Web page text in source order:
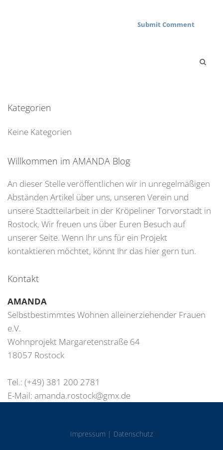
Kategorien
Keine Kategorien
Willkommen im AMANDA Blog
An dieser Stelle veröffentlichen wir in unregelmäßigen
Abständen Artikel über uns, unseren Verein und
unsere Stadtteilarbeit in der Kröpeliner Torvorstadt in
Rostock. Wir freuen uns über Euren Besuch auf
unserer Seite. Wenn Ihr uns für ein Projekt
kontaktieren möchtet, könnt Ihr das hier gern tun.
Kontakt
AMANDA
Selbstbestimmtes Wohnen alleinerziehender Frauen
e.V.
Wohnprojekt Margaretenstraße 64
18057 Rostock
Tel.: (+49) 381 200 2781
E-Mail: amanda.rostock@gmx.de
Impressum | Datenschutz